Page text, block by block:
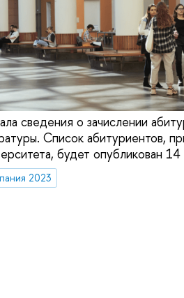
сведения о зачислении
Список абитуриентов,
будет опубликован 14
2023